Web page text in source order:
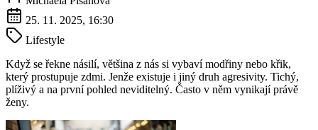
25. 11. 2025, 16:30
Lifestyle
Když se řekne násilí, většina z nás si vybaví modřiny nebo křik,
který prostupuje zdmi. Jenže existuje i jiný druh agresivity. Tichý,
plíživý a na první pohled neviditelný. Často v něm vynikají právě
ženy.